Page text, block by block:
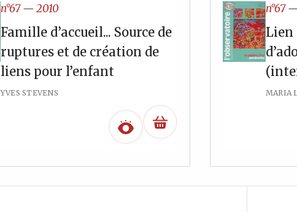
n°67—2010
Famille d’accueil... Source de
ruptures et de création de
liens pour l’enfant
YVES STEVENS
n°67
Lien
MARIA